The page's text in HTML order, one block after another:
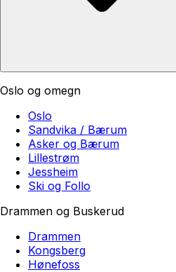
Oslo og omegn
Oslo
Sandvika / Bærum
Asker og Bærum
Lillestrøm
Jessheim
Ski og Follo
Drammen og Buskerud
Drammen
Kongsberg
Hønefoss